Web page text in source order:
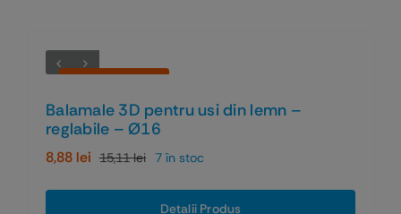
Balamale 3D pentru usi din lemn –
reglabile – Ø16
15,11leiPrețul
inițial
8,88 lei
Prețul
curent
este:
7 în stoc
Detalii Produs